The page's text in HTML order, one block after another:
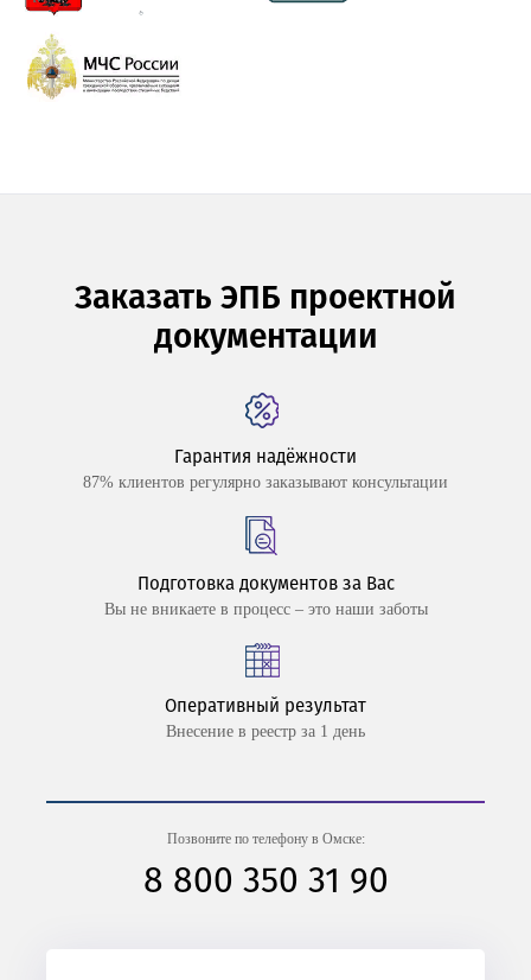
Заказать ЭПБ проектной
документации
Гарантия надёжности
87% клиентов регулярно заказывают консультации
Подготовка документов за Вас
Вы не вникаете в процесс – это наши заботы
Оперативный результат
Внесение в реестр за 1 день
Позвоните по телефону в Омске:
8 800 350 31 90